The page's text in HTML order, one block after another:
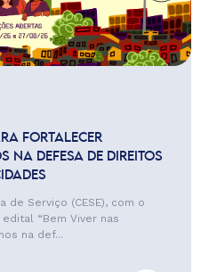
FORTALECER
NA DEFESA DE DIREITOS
de Serviço (CESE), com o
“Bem Viver nas
na def...